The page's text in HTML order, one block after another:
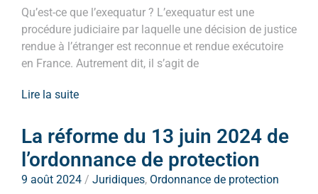
Qu’est-ce que l’exequatur ? L’exequatur est une
procédure judiciaire par laquelle une décision de justice
rendue à l’étranger est reconnue et rendue exécutoire
en France. Autrement dit, il s’agit de
Lire la suite
La réforme du 13 juin 2024 de
l’ordonnance de protection
9 août 2024 / Juridiques, Ordonnance de protection